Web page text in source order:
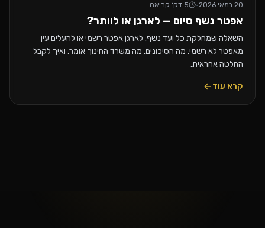
20 במאי 2026 ·
5 דק׳ קריאה
אפטר נשף סיום — לארגן או לוותר?
השאלה שמחלקת כל ועד נשף: לארגן אפטר רשמי או להעלים עין
מאפטר לא רשמי. מה הסיכונים, מה משרד החינוך אומר, ואיך לקבל
החלטה אחראית.
קרא עוד